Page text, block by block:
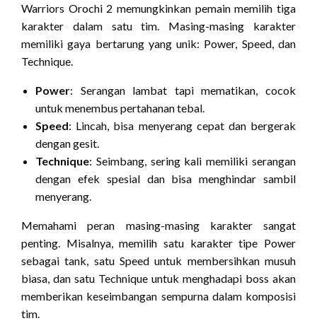
Warriors Orochi 2 memungkinkan pemain memilih tiga
karakter dalam satu tim. Masing-masing karakter
memiliki gaya bertarung yang unik: Power, Speed, dan
Technique.
Power: Serangan lambat tapi mematikan, cocok
untuk menembus pertahanan tebal.
Speed: Lincah, bisa menyerang cepat dan bergerak
dengan gesit.
Technique: Seimbang, sering kali memiliki serangan
dengan efek spesial dan bisa menghindar sambil
menyerang.
Memahami peran masing-masing karakter sangat
penting. Misalnya, memilih satu karakter tipe Power
sebagai tank, satu Speed untuk membersihkan musuh
biasa, dan satu Technique untuk menghadapi boss akan
memberikan keseimbangan sempurna dalam komposisi
tim.